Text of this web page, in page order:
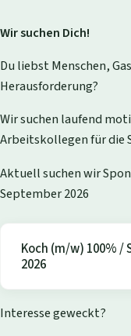
Wir suchen Dich!
Du liebst Menschen,
Herausforderung?
Wir suchen laufend
Arbeitskollegen für die
Aktuell suchen wir
September 2026
Koch (m/w) 100% /
2026
Interesse geweckt?